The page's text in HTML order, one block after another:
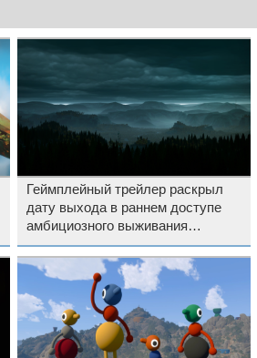
Геймплейный трейлер раскрыл
дату выхода в раннем доступе
амбициозного выживания
Prologue: Go Wayback! от
создателя PUBG